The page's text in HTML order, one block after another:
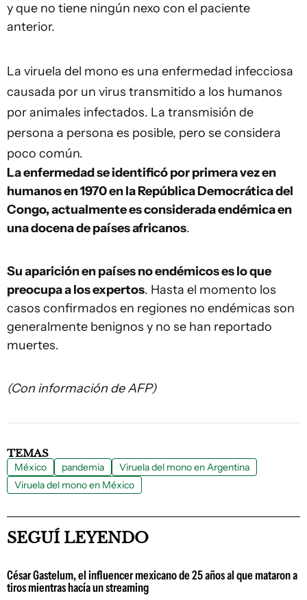
y que no tiene ningún nexo con el paciente
anterior.
La viruela del mono es una enfermedad infecciosa
causada por un virus transmitido a los humanos
por animales infectados. La transmisión de
persona a persona es posible, pero se considera
poco común.
La enfermedad se identificó por primera vez en
humanos en 1970 en la República Democrática del
Congo, actualmente es considerada endémica en
una docena de países africanos.
Su aparición en países no endémicos es lo que
preocupa a los expertos. Hasta el momento los
casos confirmados en regiones no endémicas son
generalmente benignos y no se han reportado
muertes.
(Con información de AFP)
TEMAS
México pandemia
Viruela del mono en Argentina
Viruela del mono en México
SEGUÍ LEYENDO
César Gastelum, el influencer mexicano de 25 años al que mataron a
tiros mientras hacía un streaming